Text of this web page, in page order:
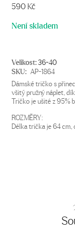
590 Kč
Není skladem
Velikost:36-40
SKU: AP-1864
Dámské tričko s
všitý pružný náplet,
Tričko je ušité z 95%
ROZMĚRY:
Délka trička je 64 cm,